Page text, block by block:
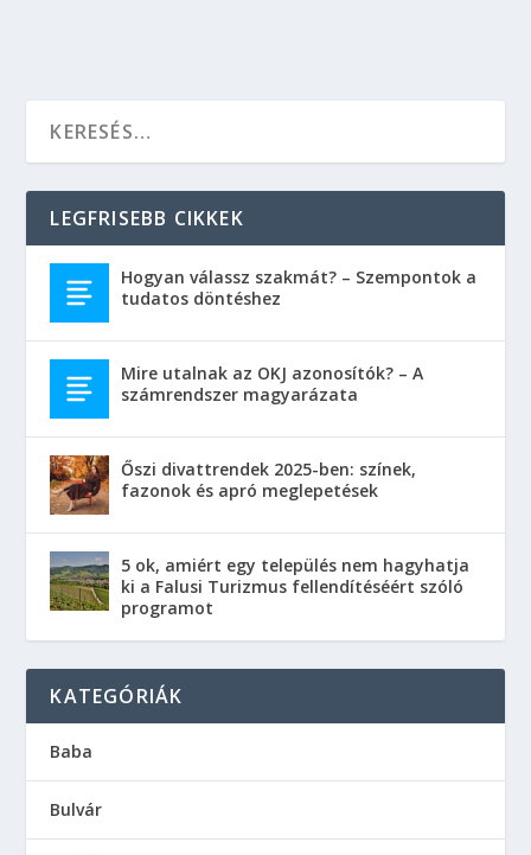
LEGFRISEBB CIKKEK
Hogyan válassz szakmát? – Szempontok a
tudatos döntéshez
Mire utalnak az OKJ azonosítók? – A
számrendszer magyarázata
Őszi divattrendek 2025-ben: színek,
fazonok és apró meglepetések
5 ok, amiért egy település nem hagyhatja
ki a Falusi Turizmus fellendítéséért szóló
programot
KATEGÓRIÁK
Baba
Bulvár